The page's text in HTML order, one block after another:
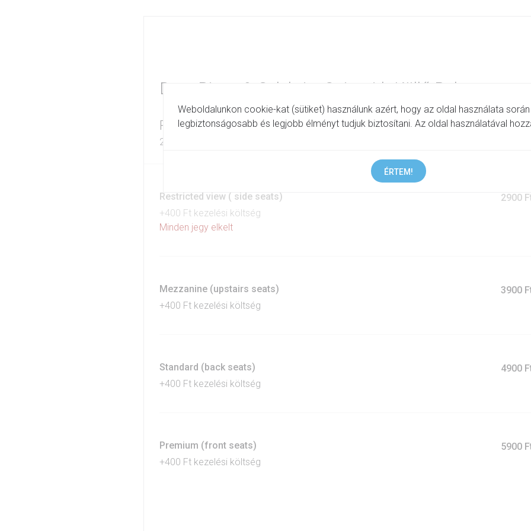
Drag Bingo & Celebrity Quiz with Köllő Babett
Púder Bárszínház (1092 Budapest, Ráday u. 8)
2024. 09. 22. 15:00 - 19:00
Restricted view ( side seats)
+400 Ft kezelési költség
Minden jegy elkelt
2900
Mezzanine (upstairs seats)
+400 Ft kezelési költség
3900
Standard (back seats)
+400 Ft kezelési költség
4900
Premium (front seats)
+400 Ft kezelési költség
5900
Weboldalunkon cookie-kat (sütiket) használunk azért, hogy az oldal használata
legbiztonságosabb és legjobb élményt tudjuk biztosítani. Az oldal használatával
ÉRTEM!